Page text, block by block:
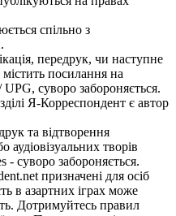
спільно з
передрук, чи наступне
посилання на
суворо забороняється.
Я-Корреспондент є автор
та відтворення
аудіовізуальних творів
- суворо забороняється.
призначені для осіб
в азартних іграх може
Дотримуйтесь правил